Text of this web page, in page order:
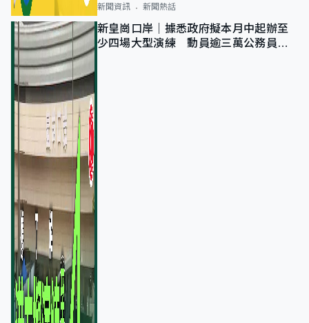
新聞資訊 新聞熱話
新皇崗口岸｜據悉政府擬本月中起辦至
少四場大型演練 動員逾三萬公務員人